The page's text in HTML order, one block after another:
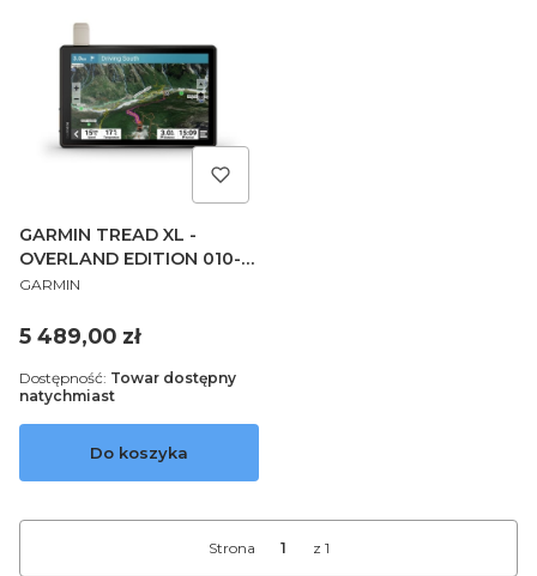
GARMIN TREAD XL -
OVERLAND EDITION 010-
02509-10
PRODUCENT
GARMIN
Cena
5 489,00 zł
Do koszyka
Dostępność: Towar dostępny
natychmiast
Strona z 1